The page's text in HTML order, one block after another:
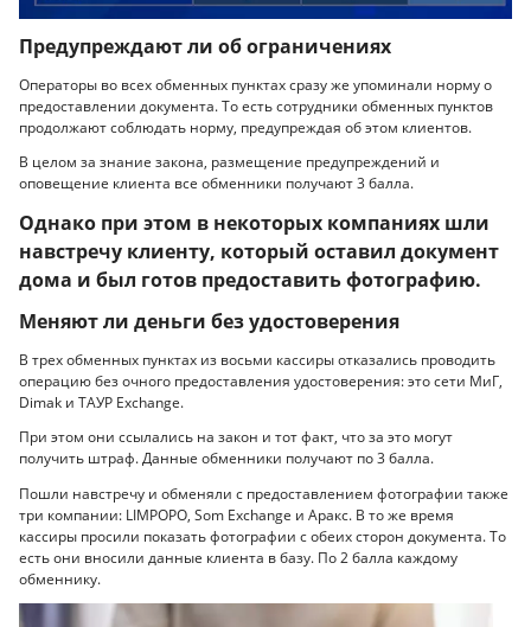
Предупреждают ли об ограничениях
Операторы во всех обменных пунктах сразу же упоминали норму о
предоставлении документа. То есть сотрудники обменных пунктов
продолжают соблюдать норму, предупреждая об этом клиентов.
В целом за знание закона, размещение предупреждений и
оповещение клиента все обменники получают 3 балла.
Однако при этом в некоторых компаниях шли
навстречу клиенту, который оставил документ
дома и был готов предоставить фотографию.
Меняют ли деньги без удостоверения
В трех обменных пунктах из восьми кассиры отказались проводить
операцию без очного предоставления удостоверения: это сети МиГ,
Dimak и ТАУР Exchange.
При этом они ссылались на закон и тот факт, что за это могут
получить штраф. Данные обменники получают по 3 балла.
Пошли навстречу и обменяли с предоставлением фотографии также
три компании: LIMPOPO, Som Exchange и Аракс. В то же время
кассиры просили показать фотографии с обеих сторон документа. То
есть они вносили данные клиента в базу. По 2 балла каждому
обменнику.